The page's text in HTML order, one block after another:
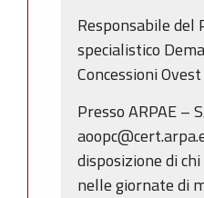
Responsabile del
specialistico
Concessioni
Presso ARPAE –
disposizione di
nelle giornate di